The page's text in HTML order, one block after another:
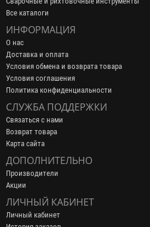
Все каталоги
ИНФОРМАЦИЯ
О нас
Доставка и оплата
Условия обмена и возврата товара
Условия соглашения
Политика конфиденциальности
СЛУЖБА ПОДДЕРЖКИ
Связаться с нами
Возврат товара
Карта сайта
ДОПОЛНИТЕЛЬНО
Производители
Акции
ЛИЧНЫЙ КАБИНЕТ
Личный кабинет